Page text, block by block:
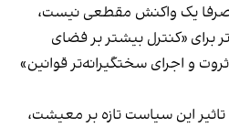
صرفا یک واکنش مقطعی نیست،
برای «کنترل بیشتر بر فضای
و اجرای سختگیرانه‌تر قوانین»
این سیاست‌ تازه بر معیشت،